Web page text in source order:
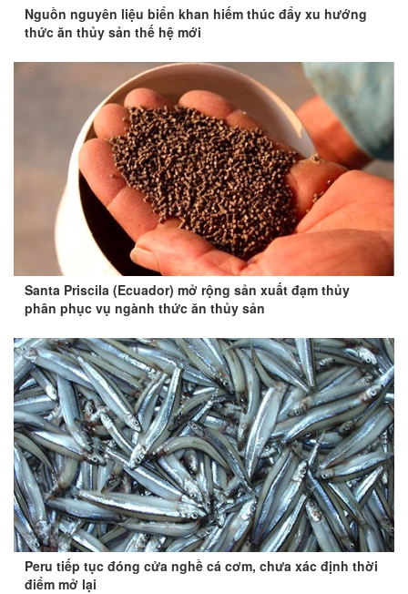
Nguồn nguyên liệu biển khan hiếm thúc đẩy xu hướng
thức ăn thủy sản thế hệ mới
Santa Priscila (Ecuador) mở rộng sản xuất đạm thủy
phân phục vụ ngành thức ăn thủy sản
Peru tiếp tục đóng cửa nghề cá cơm, chưa xác định thời
điểm mở lại